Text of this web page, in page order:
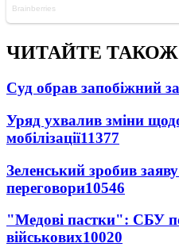
ЧИТАЙТЕ ТАКОЖ
Суд обрав запобіжний
Уряд ухвалив зміни
мобілізації11377
Зеленський зробив
переговори10546
"Медові пастки": СБУ
військових10020